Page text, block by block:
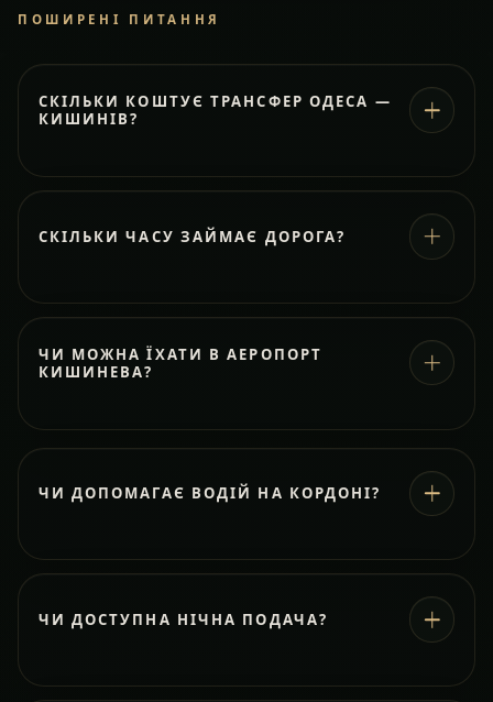
ПОШИРЕНІ ПИТАННЯ
СКІЛЬКИ КОШТУЄ ТРАНСФЕР ОДЕСА —
КИШИНІВ?
СКІЛЬКИ ЧАСУ ЗАЙМАЄ ДОРОГА?
ЧИ МОЖНА ЇХАТИ В АЕРОПОРТ
КИШИНЕВА?
ЧИ ДОПОМАГАЄ ВОДІЙ НА КОРДОНІ?
ЧИ ДОСТУПНА НІЧНА ПОДАЧА?